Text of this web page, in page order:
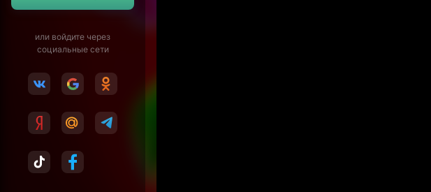
или войдите через
социальные сети